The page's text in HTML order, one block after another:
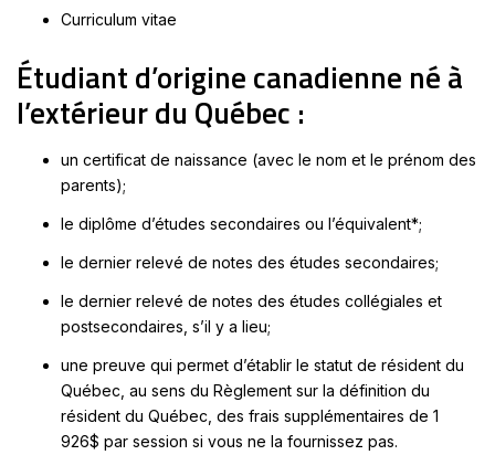
Curriculum vitae
Étudiant d’origine canadienne né à
l’extérieur du Québec :
un certificat de naissance (avec le nom et le prénom des
parents);
le diplôme d’études secondaires ou l’équivalent*;
le dernier relevé de notes des études secondaires;
le dernier relevé de notes des études collégiales et
postsecondaires, s’il y a lieu;
une preuve qui permet d’établir le statut de résident du
Québec, au sens du Règlement sur la définition du
résident du Québec, des frais supplémentaires de 1
926$ par session si vous ne la fournissez pas.